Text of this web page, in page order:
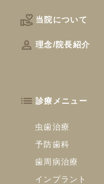
当院について
理念/院長紹介
診療メニュー
虫歯治療
予防歯科
歯周病治療
インプラント